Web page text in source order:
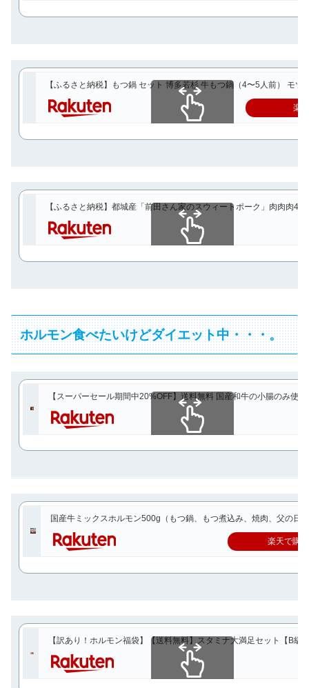
【ふるさと納税】もつ鍋 セット 博多若杉 牛もつ鍋（4〜5人前） モツ
楽
【ふるさと納税】都城産「前田さん家のスウィートポーク」肉肉肉
ホルモン食べたいけどダイエット中・・・。
【スーパーセール期間中20%OFF】送料無料 国産和牛の小腸のみ
国産牛ミックスホルモン500g（もつ鍋、もつ煮込み、焼肉、父の日
楽天で購入
【訳あり！ホルモン福袋】【送料無料】スタミナ大満足セット【B